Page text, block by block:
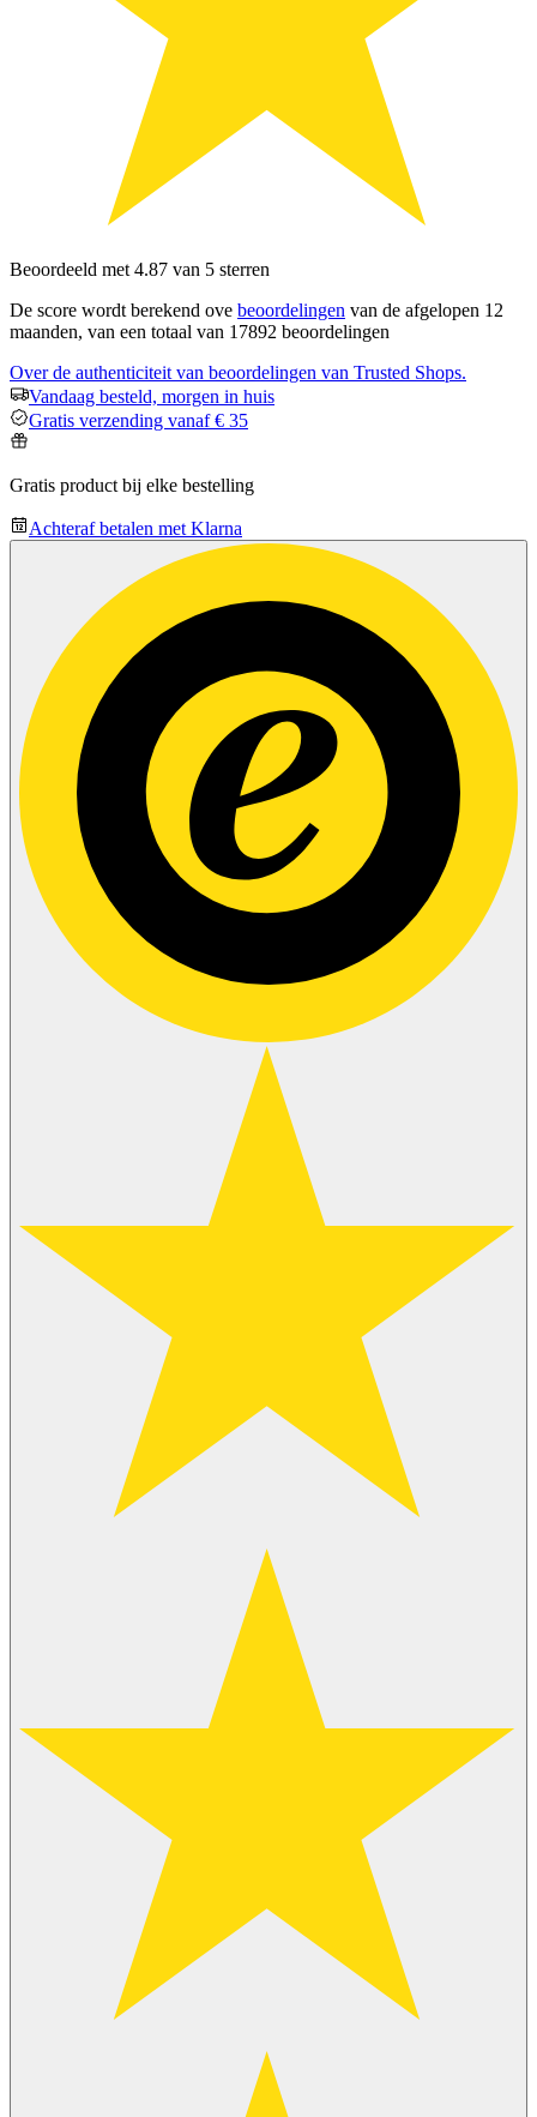
Beoordeeld met 4.87 van 5 sterren
De score wordt berekend ove beoordelingen van de afgelopen 12
maanden, van een totaal van 17892 beoordelingen
Over de authenticiteit van beoordelingen van Trusted Shops.
Vandaag besteld, morgen in huis
Gratis verzending vanaf € 35
Gratis product bij elke bestelling
Achteraf betalen met Klarna